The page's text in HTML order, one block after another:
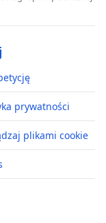
prywatności
plikami cookie